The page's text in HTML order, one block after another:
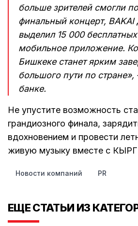
больше зрителей смогли
финальный концерт, BAKAI
выделил 15 000
мобильное приложение.
Бишкеке станет ярким
большого пути по
банке.
Не упустите возможность
грандиозного финала,
вдохновением и провести
живую музыку вместе с
Новости компаний PR
ЕЩЕ СТАТЬИ ИЗ